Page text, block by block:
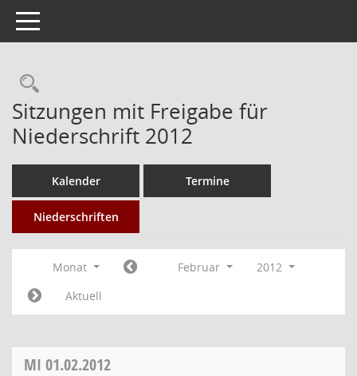
Toggle navigation
Rechercheauswahl
Sitzungen mit Freigabe für
Niederschrift 2012
Kalender Termine
Niederschriften
Monat Februar
2012
Aktuell
MI 01.02.2012